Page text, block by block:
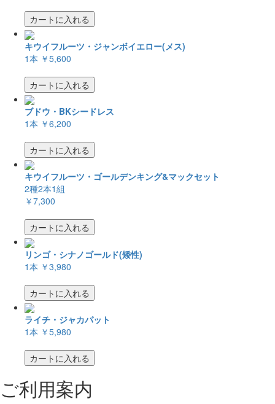
カートに入れる
キウイフルーツ・ジャンボイエロー(メス)
1本 ￥5,600
カートに入れる
ブドウ・BKシードレス
1本 ￥6,200
カートに入れる
キウイフルーツ・ゴールデンキング&マックセット
2種2本1組
￥7,300
カートに入れる
リンゴ・シナノゴールド(矮性)
1本 ￥3,980
カートに入れる
ライチ・ジャカパット
1本 ￥5,980
カートに入れる
ご利用案内